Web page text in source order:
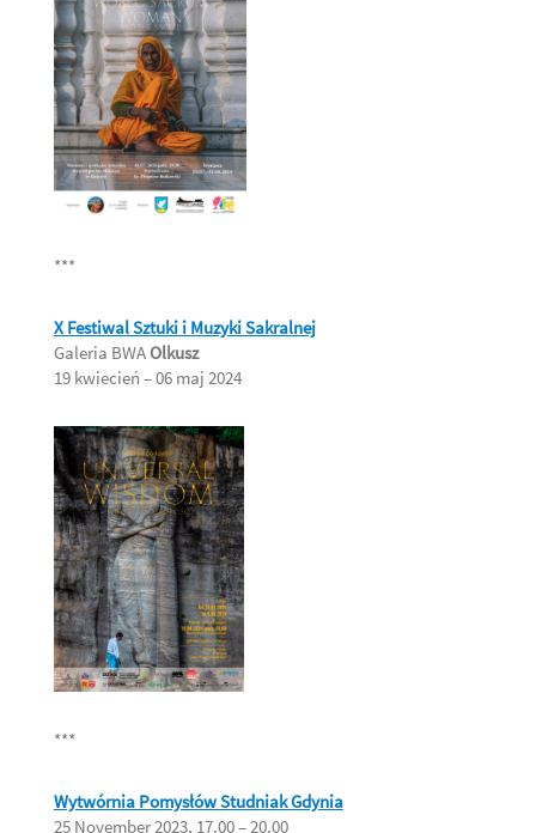
***
X Festiwal Sztuki i Muzyki Sakralnej
Galeria BWAOlkusz
19 kwiecień – 06 maj 2024
***
Wytwórnia Pomysłów Studniak Gdynia
25 November 2023, 17.00 – 20.00